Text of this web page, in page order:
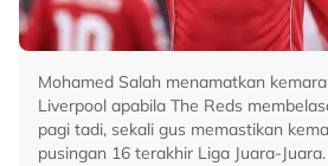
Mohamed Salah menamatkan
Liverpool apabila The Reds
pagi tadi, sekali gus memastikan
pusingan 16 terakhir Liga Juara-Juara.